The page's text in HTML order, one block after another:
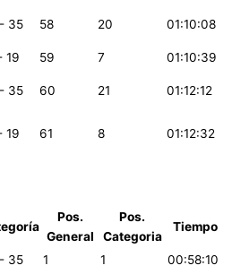
35 58 20 01:10:08
19 59 7 01:10:39
35 60 21 01:12:12
19 61 8 01:12:32
Pos.
General
Pos.
Categoria
Tiempo
35 1 1
00:58:10